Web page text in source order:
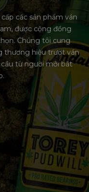
các sản phẩm ván
được cộng đồng
Chúng tôi cung
thương hiệu trượt ván
từ người mới bắt